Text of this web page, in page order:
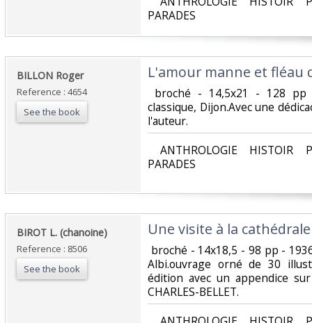
PARADES‎
‎BILLON Roger‎
Reference : 4654
See the book
‎L'amour manne et fléau
broché - 14,5x21 - 128
classique, Dijon.Avec une
l'auteur.‎
ANTHROLOGIE HISTOIR
PARADES‎
‎BIROT L. (chanoine)‎
Reference : 8506
See the book
‎Une visite à la
broché - 14x18,5 - 98 pp -
Albi.ouvrage orné de 30
édition avec un appendice
CHARLES-BELLET.‎